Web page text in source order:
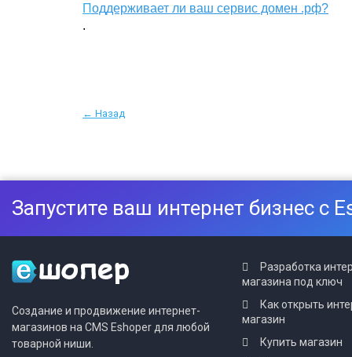
Поддерживает ли ваш сервис домен .рф?
.
← Назад
Запустите ваш интернет бизнес с
Создание и продвижение интернет-
магазинов на CMS Eshoper для любой
товарной ниши.
Разработка
магазина под ключ
Как открыть
магазин
Купить магазин